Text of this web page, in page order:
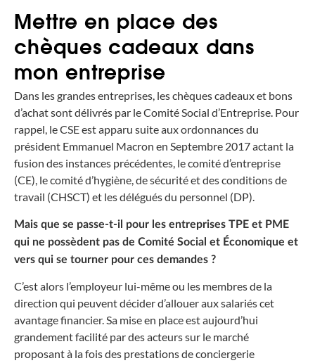
Mettre en place des
chèques cadeaux dans
mon entreprise
Dans les grandes entreprises, les chèques cadeaux et bons
d’achat sont délivrés par le Comité Social d’Entreprise. Pour
rappel, le CSE est apparu suite aux ordonnances du
président Emmanuel Macron en Septembre 2017 actant la
fusion des instances précédentes, le comité d’entreprise
(CE), le comité d’hygiène, de sécurité et des conditions de
travail (CHSCT) et les délégués du personnel (DP).
Mais que se passe-t-il pour les entreprises TPE et PME
qui ne possèdent pas de Comité Social et Économique et
vers qui se tourner pour ces demandes ?
C’est alors l’employeur lui-même ou les membres de la
direction qui peuvent décider d’allouer aux salariés cet
avantage financier. Sa mise en place est aujourd’hui
grandement facilité par des acteurs sur le marché
proposant à la fois des prestations de conciergerie